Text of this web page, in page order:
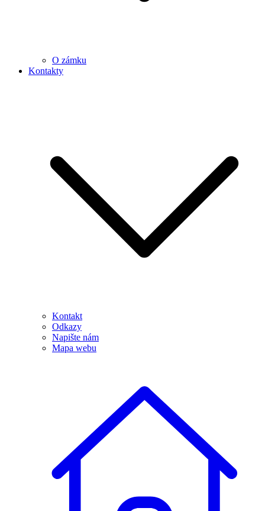
O zámku
Kontakty
Kontakt
Odkazy
Napište nám
Mapa webu